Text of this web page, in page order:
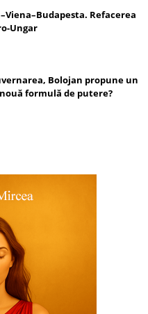
Refacerea
Ungar
Bolojan propune un
formulă de putere?